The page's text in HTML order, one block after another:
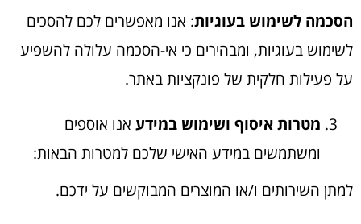
הסכמה לשימוש בעוגיות: אנו מאפשרים לכם להסכים
לשימוש בעוגיות, ומבהירים כי אי-הסכמה עלולה להשפיע
על פעילות חלקית של פונקציות באתר.
מטרות איסוף ושימוש במידע אנו אוספים
ומשתמשים במידע האישי שלכם למטרות הבאות:
למתן השירותים ו/או המוצרים המבוקשים על ידכם.